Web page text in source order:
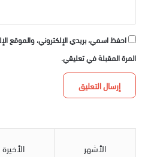
احفظ اسمي، بريدي الإلكتروني، والموقع
المرة المقبلة في تعليقي.
الأشهر الأخيرة